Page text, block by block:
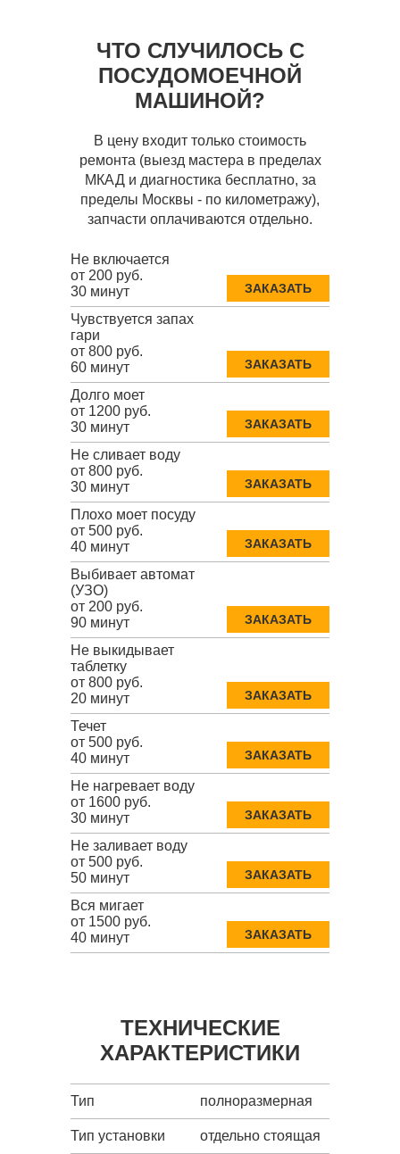
ЧТО СЛУЧИЛОСЬ С
ПОСУДОМОЕЧНОЙ
МАШИНОЙ?
В цену входит только стоимость
ремонта (выезд мастера в пределах
МКАД и диагностика бесплатно, за
пределы Москвы - по километражу),
запчасти оплачиваются отдельно.
Не включается
от 200 руб.
30 минут
ЗАКАЗАТЬ
Чувствуется запах
гари
от 800 руб.
60 минут
ЗАКАЗАТЬ
Долго моет
от 1200 руб.
30 минут
ЗАКАЗАТЬ
Не сливает воду
от 800 руб.
30 минут
ЗАКАЗАТЬ
Плохо моет посуду
от 500 руб.
40 минут
ЗАКАЗАТЬ
Выбивает автомат
(УЗО)
от 200 руб.
90 минут
ЗАКАЗАТЬ
Не выкидывает
таблетку
от 800 руб.
20 минут
ЗАКАЗАТЬ
Течет
от 500 руб.
40 минут
ЗАКАЗАТЬ
Не нагревает воду
от 1600 руб.
30 минут
ЗАКАЗАТЬ
Не заливает воду
от 500 руб.
50 минут
ЗАКАЗАТЬ
Вся мигает
от 1500 руб.
40 минут
ЗАКАЗАТЬ
ТЕХНИЧЕСКИЕ
ХАРАКТЕРИСТИКИ
Тип полноразмерная
Тип установки отдельно стоящая